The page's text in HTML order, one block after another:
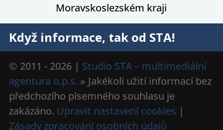
Moravskoslezském kraji
Když informace, tak od STA!
© 2011 - 2026 | Studio STA – multimediální
agentura o.p.s. » Jakékoli užití informací bez
předchozího písemného souhlasu je
zakázáno. Upravit nastavení cookies |
Zásady zpracování osobních údajů